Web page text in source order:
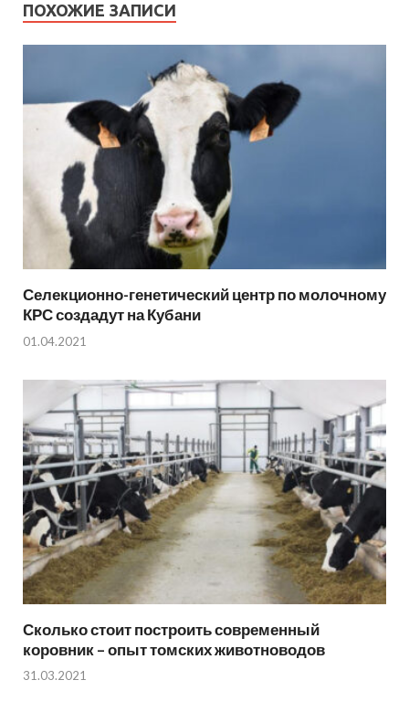
ПОХОЖИЕ ЗАПИСИ
Селекционно-генетический центр по молочному
КРС создадут на Кубани
01.04.2021
Сколько стоит построить современный
коровник – опыт томских животноводов
31.03.2021